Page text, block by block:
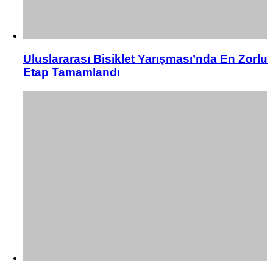
Uluslararası Bisiklet Yarışması’nda En Zorlu
Etap Tamamlandı